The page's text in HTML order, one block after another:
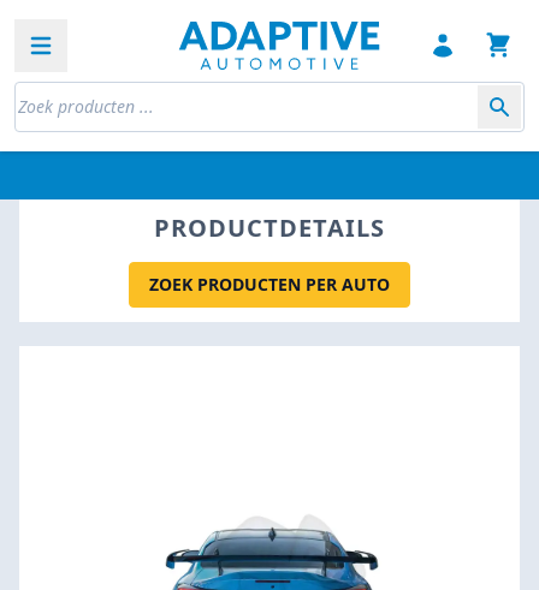
Open sidebar
PRODUCTDETAILS
ZOEK PRODUCTEN PER AUTO